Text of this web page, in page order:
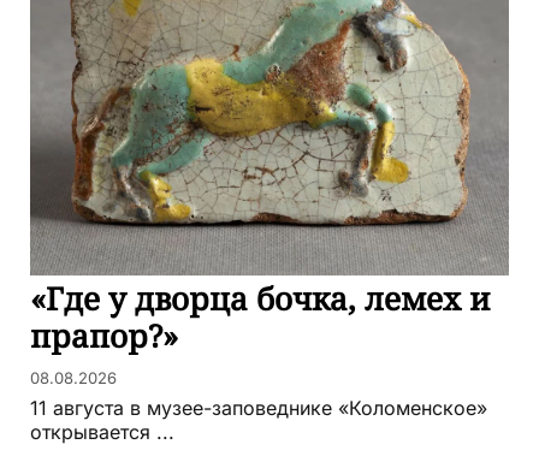
«Где у дворца бочка, лемех и
прапор?»
08.08.2026
11 августа в музее-заповеднике «Коломенское»
открывается ...